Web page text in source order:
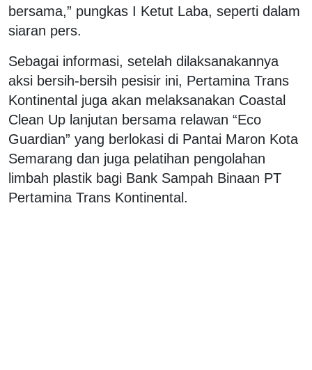
bersama,” pungkas I Ketut Laba, seperti dalam
siaran pers.
Sebagai informasi, setelah dilaksanakannya
aksi bersih-bersih pesisir ini, Pertamina Trans
Kontinental juga akan melaksanakan Coastal
Clean Up lanjutan bersama relawan “Eco
Guardian” yang berlokasi di Pantai Maron Kota
Semarang dan juga pelatihan pengolahan
limbah plastik bagi Bank Sampah Binaan PT
Pertamina Trans Kontinental.